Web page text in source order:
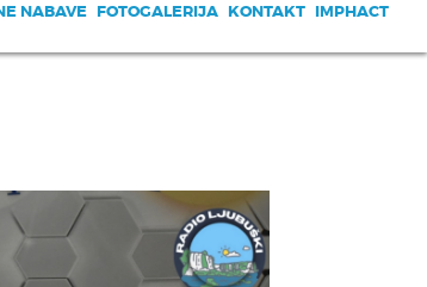
NABAVE FOTOGALERIJA KONTAKT IMPHACT